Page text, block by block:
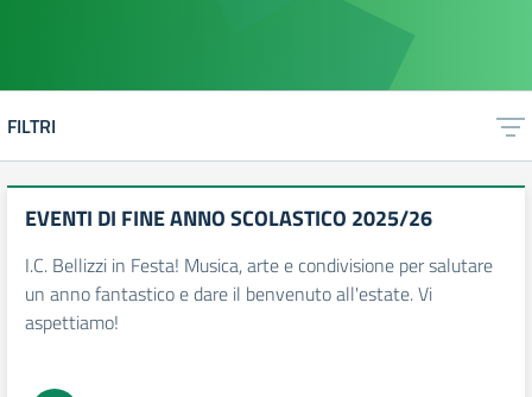
FILTRI
EVENTI DI FINE ANNO SCOLASTICO 2025/26
I.C. Bellizzi in Festa! Musica, arte e condivisione per salutare
un anno fantastico e dare il benvenuto all'estate. Vi
aspettiamo!